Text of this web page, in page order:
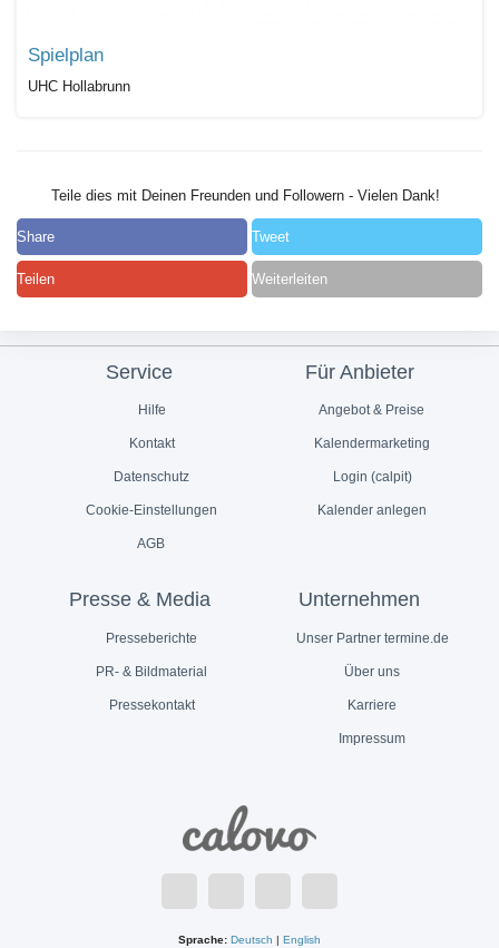
Spielplan
UHC Hollabrunn
Teile dies mit Deinen Freunden und Followern - Vielen Dank!
Share Tweet
Teilen Weiterleiten
Service
Hilfe
Kontakt
Datenschutz
Cookie-Einstellungen
AGB
Für Anbieter
Angebot & Preise
Kalendermarketing
Login (calpit)
Kalender anlegen
Presse & Media
Presseberichte
PR- & Bildmaterial
Pressekontakt
Unternehmen
Unser Partner termine.de
Über uns
Karriere
Impressum
Sprache: Deutsch | English